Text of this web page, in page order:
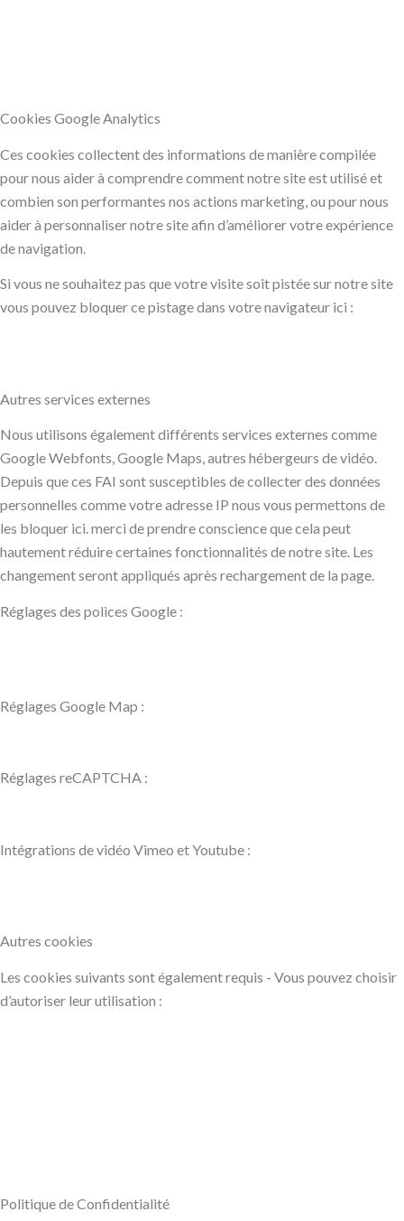
Cookies Google Analytics
Ces cookies collectent des informations de manière compilée
pour nous aider à comprendre comment notre site est utilisé et
combien son performantes nos actions marketing, ou pour nous
aider à personnaliser notre site afin d’améliorer votre expérience
de navigation.
Si vous ne souhaitez pas que votre visite soit pistée sur notre site
vous pouvez bloquer ce pistage dans votre navigateur ici :
Autres services externes
Nous utilisons également différents services externes comme
Google Webfonts, Google Maps, autres hébergeurs de vidéo.
Depuis que ces FAI sont susceptibles de collecter des données
personnelles comme votre adresse IP nous vous permettons de
les bloquer ici. merci de prendre conscience que cela peut
hautement réduire certaines fonctionnalités de notre site. Les
changement seront appliqués après rechargement de la page.
Réglages des polices Google :
Réglages Google Map :
Réglages reCAPTCHA :
Intégrations de vidéo Vimeo et Youtube :
Autres cookies
Les cookies suivants sont également requis - Vous pouvez choisir
d’autoriser leur utilisation :
Politique de Confidentialité